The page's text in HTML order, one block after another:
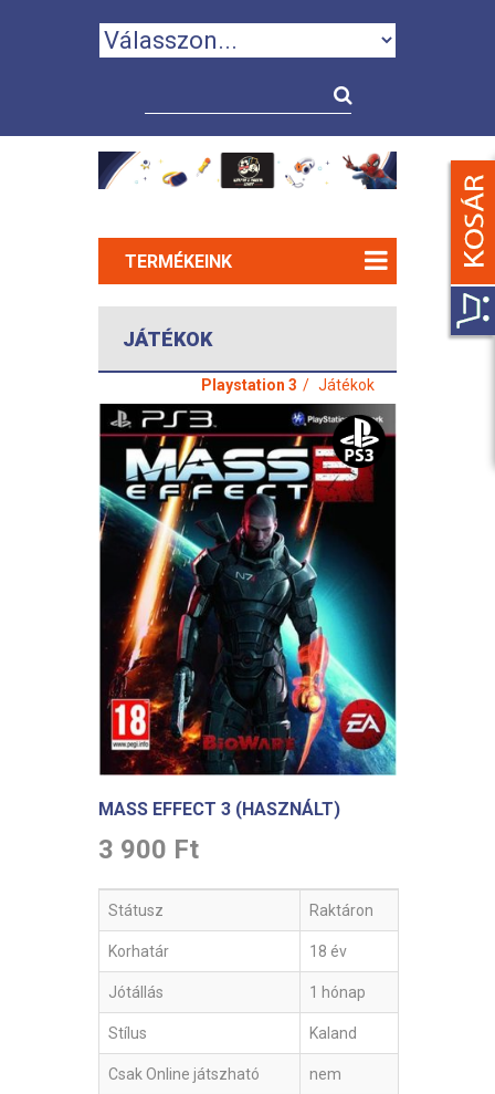
TERMÉKEINK
JÁTÉKOK
Playstation 3 Játékok
MASS EFFECT 3 (HASZNÁLT)
3 900 Ft
Státusz Raktáron
Korhatár 18 év
Jótállás 1 hónap
Stílus Kaland
Csak Online játszható nem